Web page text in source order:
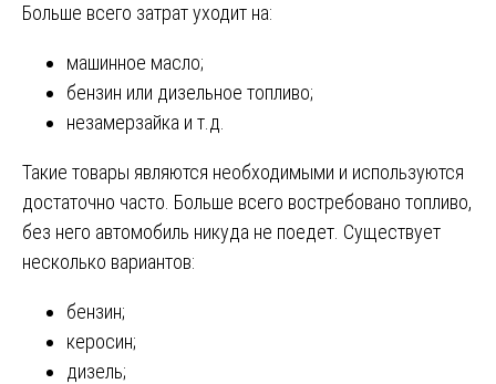
Больше всего затрат уходит на:
машинное масло;
бензин или дизельное топливо;
незамерзайка и т.д.
Такие товары являются необходимыми и используются
достаточно часто. Больше всего востребовано топливо,
без него автомобиль никуда не поедет. Существует
несколько вариантов:
бензин;
керосин;
дизель;